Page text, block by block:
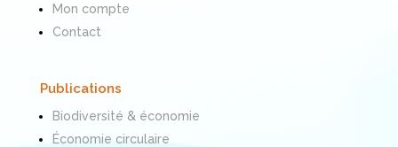
Mon compte
Contact
Publications
Biodiversité & économie
Économie circulaire